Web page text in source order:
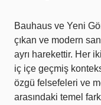
Bauhaus ve Yeni
çıkan ve modern
ayrı harekettir. Her
iç içe geçmiş
özgü felsefeleri ve
arasındaki temel